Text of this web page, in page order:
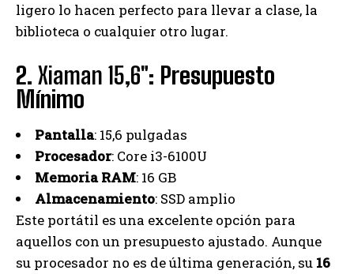
ligero lo hacen perfecto para llevar a clase, la
biblioteca o cualquier otro lugar.
2. Xiaman 15,6″: Presupuesto
Mínimo
Pantalla: 15,6 pulgadas
Procesador: Core i3-6100U
Memoria RAM: 16 GB
Almacenamiento: SSD amplio
Este portátil es una excelente opción para
aquellos con un presupuesto ajustado. Aunque
su procesador no es de última generación, su 16